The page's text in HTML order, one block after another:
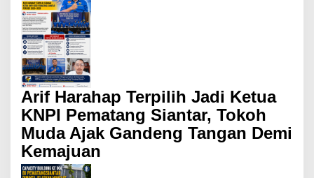
Arif Harahap Terpilih Jadi Ketua
KNPI Pematang Siantar, Tokoh
Muda Ajak Gandeng Tangan Demi
Kemajuan